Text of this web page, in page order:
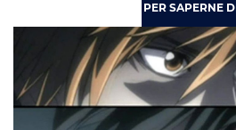
PER SAPERNE